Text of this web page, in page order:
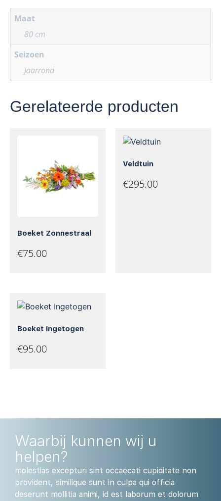
Maat
80 cm
Seizoen
Jaarrond
Gerelateerde producten
Boeket Zonnestraal
€75.00
Veldtuin
€295.00
Boeket Ingetogen
€95.00
Waarbij kunnen wij u
helpen?
molestias excepturi sint occaecati cupiditate non
provident, similique sunt in culpa qui officia
deserunt mollitia animi, id est laborum et dolorum